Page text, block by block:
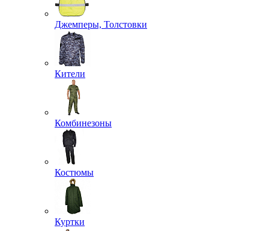
Джемперы, Толстовки
Кители
Комбинезоны
Костюмы
Куртки